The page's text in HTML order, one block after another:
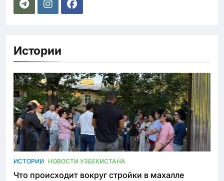
Истории
ИСТОРИИ НОВОСТИ УЗБЕКИСТАНА
Что происходит вокруг стройки в махалле